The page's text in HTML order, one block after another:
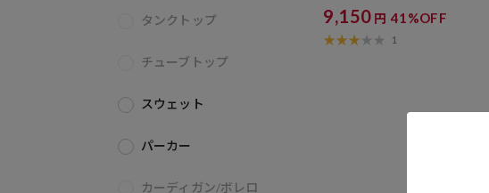
タンクトップ
チューブトップ
スウェット
パーカー
カーディガン/ボレロ
プ 3点セット / UVカット / 速乾
性 / 接触冷感 【限定展開】
9,150 円 41%OFF
1